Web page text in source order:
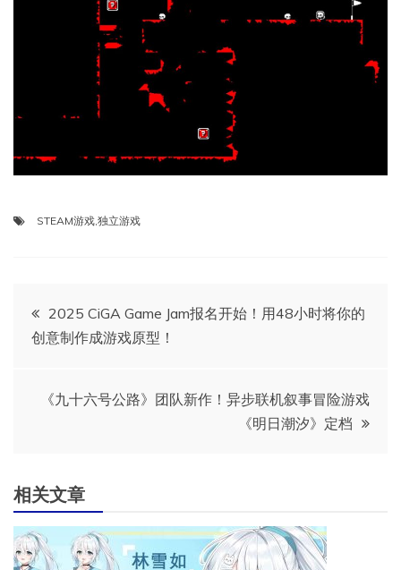
STEAM游戏 独立游戏
文
章
2025 CiGA Game Jam报名开始！用48小时将你的
创意制作成游戏原型！
《九十六号公路》团队新作！异步联机叙事冒险游戏
《明日潮汐》定档
相关文章